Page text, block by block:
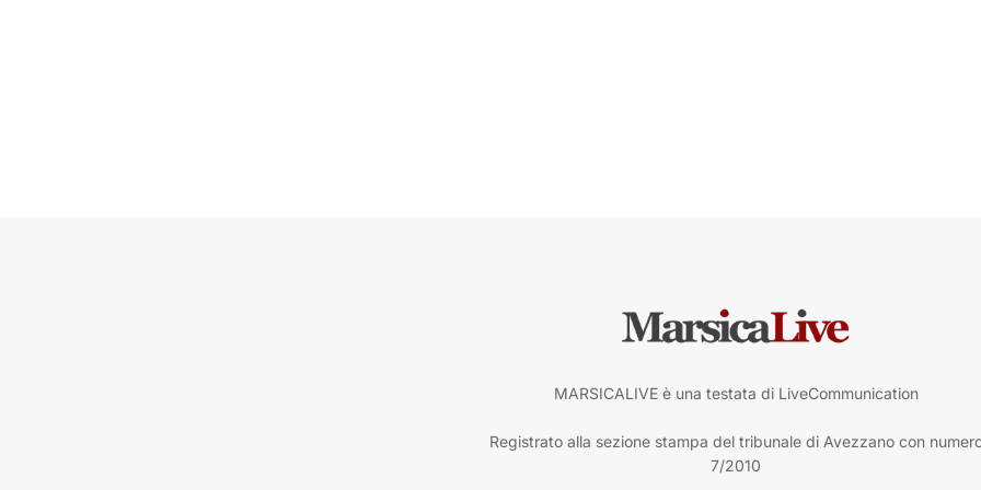
MARSICALIVE è una testata di LiveCommunication
Registrato alla sezione stampa del tribunale di Avezzano con
7/2010